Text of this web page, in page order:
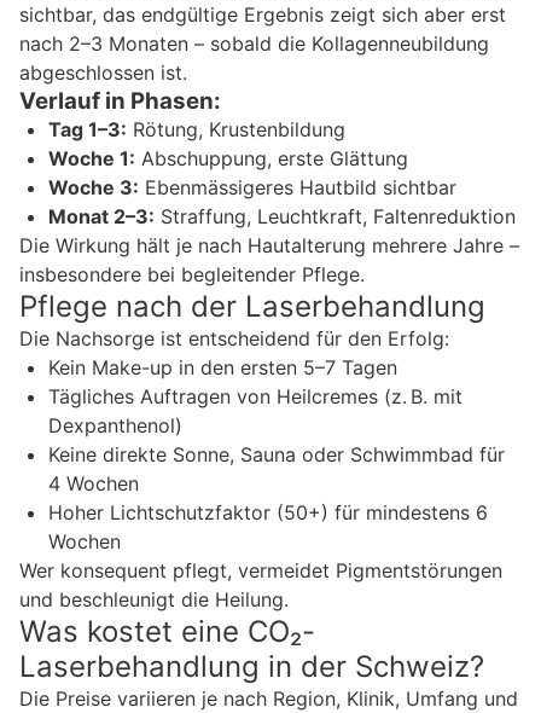
sichtbar, das endgültige Ergebnis zeigt sich aber erst
nach 2–3 Monaten – sobald die Kollagenneubildung
abgeschlossen ist.
Verlauf in Phasen:
Tag 1–3: Rötung, Krustenbildung
Woche 1: Abschuppung, erste Glättung
Woche 3: Ebenmässigeres Hautbild sichtbar
Monat 2–3: Straffung, Leuchtkraft, Faltenreduktion
Die Wirkung hält je nach Hautalterung mehrere Jahre –
insbesondere bei begleitender Pflege.
Pflege nach der Laserbehandlung
Die Nachsorge ist entscheidend für den Erfolg:
Kein Make-up in den ersten 5–7 Tagen
Tägliches Auftragen von Heilcremes (z. B. mit
Dexpanthenol)
Keine direkte Sonne, Sauna oder Schwimmbad für
4 Wochen
Hoher Lichtschutzfaktor (50+) für mindestens 6
Wochen
Wer konsequent pflegt, vermeidet Pigmentstörungen
und beschleunigt die Heilung.
Was kostet eine CO₂-
Laserbehandlung in der Schweiz?
Die Preise variieren je nach Region, Klinik, Umfang und